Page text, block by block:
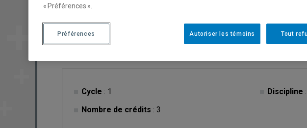
Description Horaire - Été 2026 Horaire -
Cycle : 1
Nombre de crédits : 3
Discipline
« Préférences ».
Tout
Autoriser les témoins
Préférences